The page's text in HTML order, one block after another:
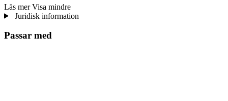
Läs mer Visa mindre
Juridisk information
Passar med